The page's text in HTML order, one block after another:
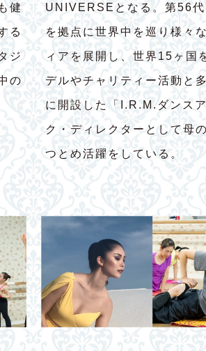
健
る
ジ
の
UNIVERSEとなる。第56
を拠点に世界中を巡り様々
ィアを展開し、世界15ヶ国
デルやチャリティー活動と
に開設した「I.R.M.ダンス
ク・ディレクターとして母
つとめ活躍をしている。